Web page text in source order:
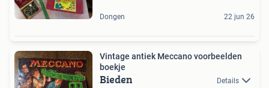
Dongen 22 jun 26
Vintage antiek Meccano voorbeelden
boekje
Bieden Details